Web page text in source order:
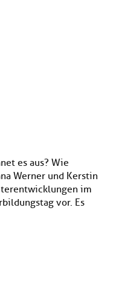
es aus? Wie
Werner und Kerstin
im
vor. Es